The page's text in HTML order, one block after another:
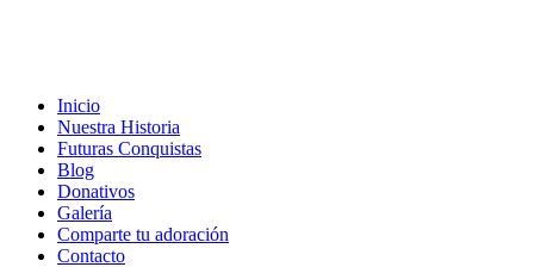
Inicio
Nuestra Historia
Futuras Conquistas
Blog
Donativos
Galería
Comparte tu adoración
Contacto